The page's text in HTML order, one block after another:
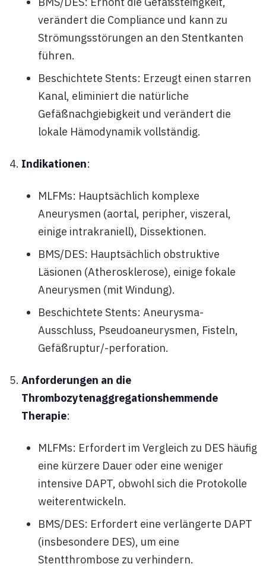
verändert die Compliance und kann zu
Strömungsstörungen an den Stentkanten
führen.
Beschichtete Stents: Erzeugt einen starren
Kanal, eliminiert die natürliche
Gefäßnachgiebigkeit und verändert die
lokale Hämodynamik vollständig.
Indikationen:
MLFMs: Hauptsächlich komplexe
Aneurysmen (aortal, peripher, viszeral,
einige intrakraniell), Dissektionen.
BMS/DES: Hauptsächlich obstruktive
Läsionen (Atherosklerose), einige fokale
Aneurysmen (mit Windung).
Beschichtete Stents: Aneurysma-
Ausschluss, Pseudoaneurysmen, Fisteln,
Gefäßruptur/-perforation.
Anforderungen an die
Thrombozytenaggregationshemmende
Therapie:
MLFMs: Erfordert im Vergleich zu DES häufig
eine kürzere Dauer oder eine weniger
intensive DAPT, obwohl sich die Protokolle
weiterentwickeln.
BMS/DES: Erfordert eine verlängerte DAPT
(insbesondere DES), um eine
Stentthrombose zu verhindern.